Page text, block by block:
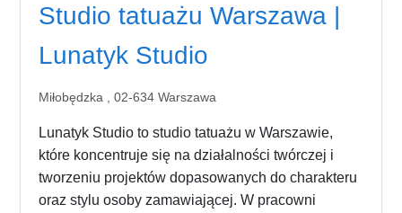
Studio tatuażu Warszawa |
Lunatyk Studio
Miłobędzka , 02-634 Warszawa
Lunatyk Studio to studio tatuażu w Warszawie,
które koncentruje się na działalności twórczej i
tworzeniu projektów dopasowanych do charakteru
oraz stylu osoby zamawiającej. W pracowni